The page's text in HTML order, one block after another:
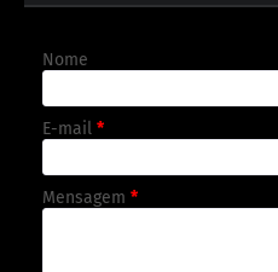
Nome
E-mail *
Mensagem *